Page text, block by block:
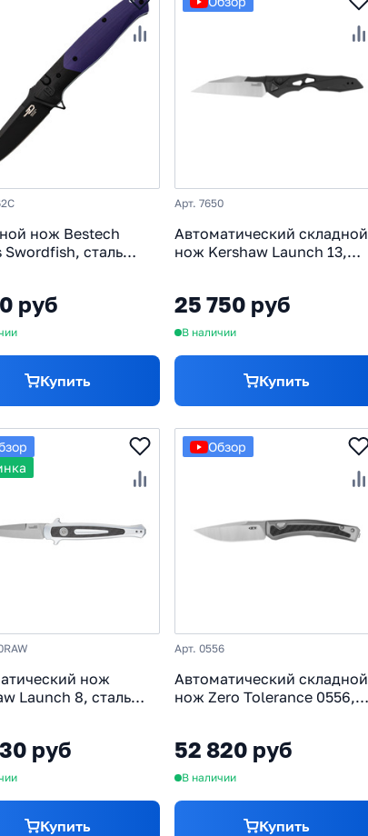
нож Bestech
Swordfish, сталь
руб
Купить
Арт. 7650
Автоматический складной
нож Kershaw Launch 13,
25 750 руб
В наличии
Купить
нож
Launch 8, сталь
руб
Купить
Обзор
Арт. 0556
Автоматический складной
нож Zero Tolerance 0556,
52 820 руб
В наличии
Купить